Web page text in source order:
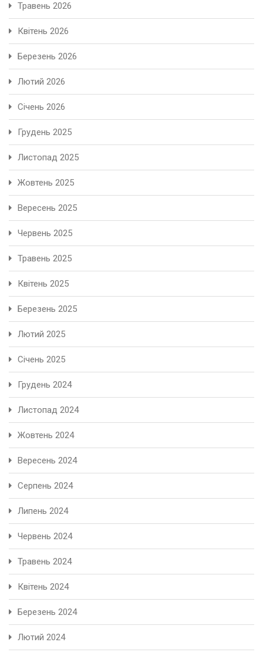
Травень 2026
Квітень 2026
Березень 2026
Лютий 2026
Січень 2026
Грудень 2025
Листопад 2025
Жовтень 2025
Вересень 2025
Червень 2025
Травень 2025
Квітень 2025
Березень 2025
Лютий 2025
Січень 2025
Грудень 2024
Листопад 2024
Жовтень 2024
Вересень 2024
Серпень 2024
Липень 2024
Червень 2024
Травень 2024
Квітень 2024
Березень 2024
Лютий 2024